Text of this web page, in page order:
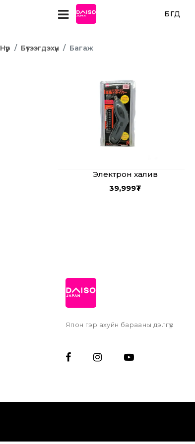
БҮГД
Нүүр Бүтээгдэхүүн Багаж
Электрон халив
39,999₮
Япон гэр ахуйн барааны дэлгүүр